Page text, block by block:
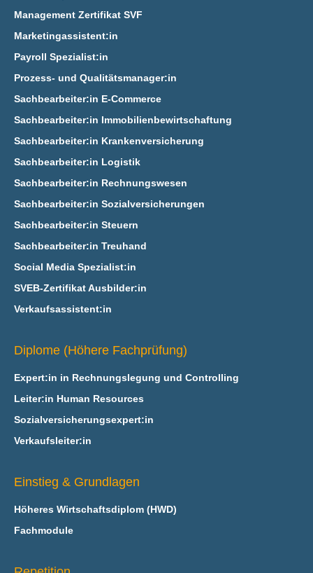
Management Zertifikat SVF
Marketingassistent:in
Payroll Spezialist:in
Prozess- und Qualitätsmanager:in
Sachbearbeiter:in E‑Commerce
Sachbearbeiter:in Immobilienbewirtschaftung
Sachbearbeiter:in Krankenversicherung
Sachbearbeiter:in Logistik
Sachbearbeiter:in Rechnungswesen
Sachbearbeiter:in Sozialversicherungen
Sachbearbeiter:in Steuern
Sachbearbeiter:in Treuhand
Social Media Spezialist:in
SVEB-Zertifikat Ausbilder:in
Verkaufsassistent:in
Diplome (Höhere Fachprüfung)
Expert:in in Rechnungslegung und Controlling
Leiter:in Human Resources
Sozialversicherungsexpert:in
Verkaufsleiter:in
Einstieg & Grundlagen
Höheres Wirtschaftsdiplom (HWD)
Fachmodule